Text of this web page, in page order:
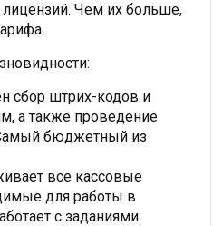
Чем их больше,
сбор штрих-кодов и
а также проведение
бюджетный из
все кассовые
для работы в
с заданиями